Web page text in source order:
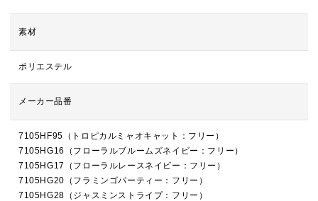
素材
ポリエステル
メーカー品番
7105HF95（トロピカルミャオキャット：フリー）
7105HG16（フローラルブルームズネイビー：フリー）
7105HG17（フローラルレースネイビー：フリー）
7105HG20（フラミンゴパーティー：フリー）
7105HG28（ジャスミンストライプ：フリー）